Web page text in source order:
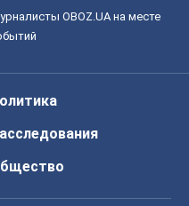
OBOZ.UA на месте